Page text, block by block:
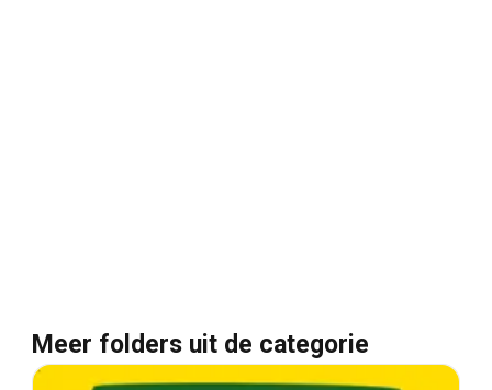
Meer folders uit de categorie